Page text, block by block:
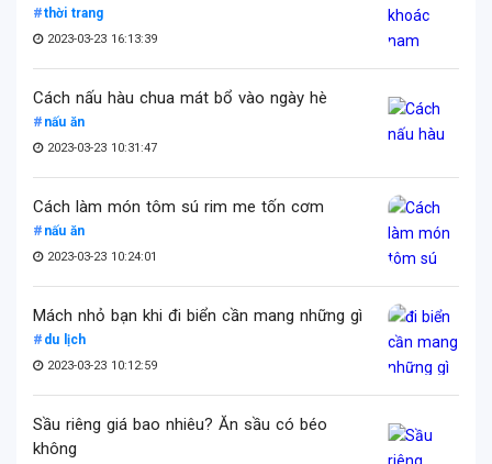
thời trang
2023-03-23 16:13:39
Cách nấu hàu chua mát bổ vào ngày hè
nấu ăn
2023-03-23 10:31:47
Cách làm món tôm sú rim me tốn cơm
nấu ăn
2023-03-23 10:24:01
Mách nhỏ bạn khi đi biển cần mang những gì
du lịch
2023-03-23 10:12:59
Sầu riêng giá bao nhiêu? Ăn sầu có béo
không